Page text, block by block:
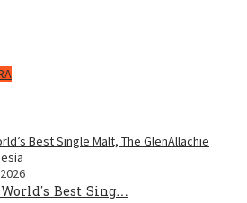
Best Sing…